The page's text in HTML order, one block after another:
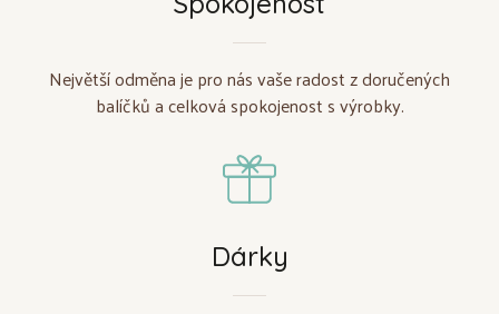
Největší odměna je pro nás vaše radost z doručených
balíčků a celková spokojenost s výrobky.
Dárky